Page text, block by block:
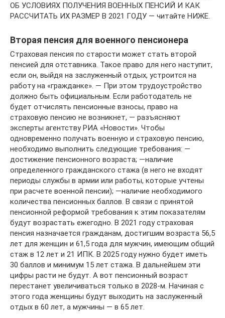
ОБ УСЛОВИЯХ ПОЛУЧЕНИЯ ВОЕННЫХ ПЕНСИЙ И КАК
РАССЧИТАТЬ ИХ РАЗМЕР В 2021 ГОДУ — читайте НИЖЕ.
Вторая пенсия для военного пенсионера
Страховая пенсия по старости может стать второй
пенсией для отставника. Такое право для него наступит,
если он, выйдя на заслуженный отдых, устроится на
работу на «гражданке». — При этом трудоустройство
должно быть официальным. Если работодатель не
будет отчислять пенсионные взносы, право на
страховую пенсию не возникнет, — разъясняют
эксперты агентству РИА «Новости». Чтобы
одновременно получать военную и страховую пенсию,
необходимо выполнить следующие требования: —
достижение пенсионного возраста; —наличие
определенного гражданского стажа (в него не входят
периоды службы в армии или работы, которые учтены
при расчете военной пенсии); —наличие необходимого
количества пенсионных баллов. В связи с принятой
пенсионной реформой требования к этим показателям
будут возрастать ежегодно. В 2021 году страховая
пенсия назначается гражданам, достигшим возраста 56,5
лет для женщин и 61,5 года для мужчин, имеющим общий
стаж в 12 лет и 21 ИПК. В 2025 году нужно будет иметь
30 баллов и минимум 15 лет стажа. В дальнейшем эти
цифры расти не будут. А вот пенсионный возраст
перестанет увеличиваться только в 2028-м. Начиная с
этого года женщины будут выходить на заслуженный
отдых в 60 лет, а мужчины — в 65 лет.